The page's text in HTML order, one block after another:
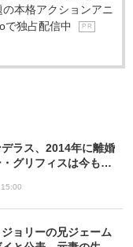
本格アクションアニ
で独占配信中
P R
ラス、2014年に離婚
グリフィスは今も
ョリーの兄ジェーム